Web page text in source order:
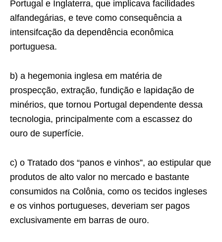
Portugal e Inglaterra, que implicava facilidades
alfandegárias, e teve como consequência a
intensifcação da dependência econômica
portuguesa.
b) a hegemonia inglesa em matéria de
prospecção, extração, fundição e lapidação de
minérios, que tornou Portugal dependente dessa
tecnologia, principalmente com a escassez do
ouro de superfície.
c) o Tratado dos “panos e vinhos”, ao estipular que
produtos de alto valor no mercado e bastante
consumidos na Colônia, como os tecidos ingleses
e os vinhos portugueses, deveriam ser pagos
exclusivamente em barras de ouro.